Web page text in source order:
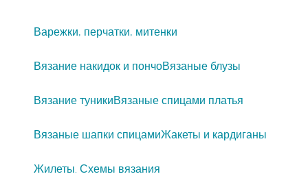
Варежки, перчатки, митенки
Вязание накидок и пончоВязаные блузы
Вязание туникиВязаные спицами платья
Вязаные шапки спицамиЖакеты и кардиганы
Жилеты. Схемы вязания